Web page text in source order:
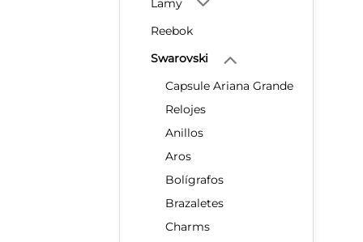
Lamy
Reebok
Swarovski
Capsule Ariana Grande
Relojes
Anillos
Aros
Bolígrafos
Brazaletes
Charms